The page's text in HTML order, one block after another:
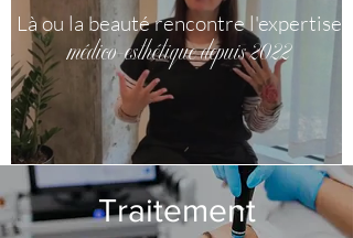
Là ou la beauté rencontre l'expertise
médico-esthétique depuis 2022
Traitement